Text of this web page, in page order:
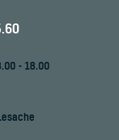
- 18.00